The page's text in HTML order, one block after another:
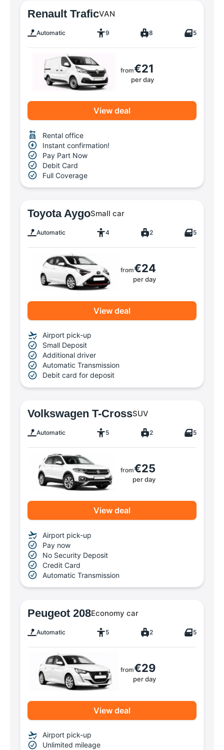
Renault TraficVAN
Automatic 9 8 5
from€21
per day
View deal
Rental office
Instant confirmation!
Pay Part Now
Debit Card
Full Coverage
Toyota AygoSmall car
Automatic 4 2 5
from€24
per day
View deal
Airport pick-up
Small Deposit
Additional driver
Automatic Transmission
Debit card for deposit
Volkswagen T-CrossSUV
Automatic 5 2 5
from€25
per day
View deal
Airport pick-up
Pay now
No Security Deposit
Credit Card
Automatic Transmission
Peugeot 208Economy car
Automatic 5 2 5
from€29
per day
View deal
Airport pick-up
Unlimited mileage